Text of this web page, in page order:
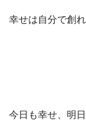
幸せは自分で創
今日も幸せ、明